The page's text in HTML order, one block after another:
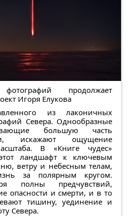
продолжает
Игоря Елукова
из лаконичных
Севера. Однообразные
большую часть
искажают ощущение
В «Книге чудес»
ландшафт к ключевым
ветру и небесным телам,
за полярным кругом.
полны предчувствий,
опасности и смерти, и в то
тишину, уединение и
Севера.